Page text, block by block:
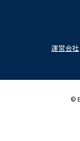
運営会社
©